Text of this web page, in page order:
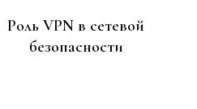
Роль VPN в сетевой
безопасности